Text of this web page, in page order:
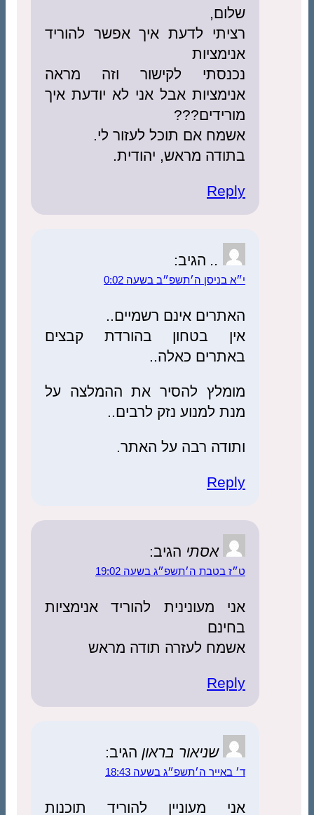
שלום,
רציתי לדעת איך אפשר להוריד
אנימציות
נכנסתי לקישור וזה מראה
אנימציות אבל אני לא יודעת איך
מורידים???
אשמח אם תוכל לעזור לי.
בתודה מראש, יהודית.
Reply
.. הגיב:
י״א בניסן ה׳תשפ״ב בשעה 0:02
האתרים אינם רשמיים..
אין בטחון בהורדת קבצים
באתרים כאלה..
מומלץ להסיר את ההמלצה על
מנת למנוע נזק לרבים..
ותודה רבה על האתר.
Reply
אסתי הגיב:
ט״ז בטבת ה׳תשפ״ג בשעה 19:02
אני מעונינית להוריד אנימציות
בחינם
אשמח לעזרה תודה מראש
Reply
שניאור בראון הגיב:
ד׳ באייר ה׳תשפ״ג בשעה 18:43
אני מעוניין להוריד תוכנות